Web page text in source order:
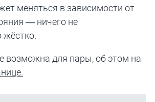
меняться в зависимости от
— ничего не
жёстко.
возможна для пары, об этом на